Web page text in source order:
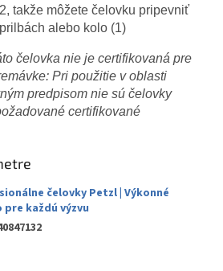
takže môžete čelovku pripevniť
alebo kolo (1)
čelovka nie je certifikovaná pre
Pri použitie v oblasti
predpisom nie sú čelovky
certifikované
čelovky Petzl | Výkonné
každú výzvu